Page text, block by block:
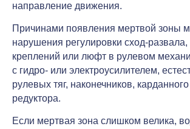
направление движения.
Причинами появления мертвой зоны
нарушения регулировки сход-
креплений или люфт в рулевом
с гидро- или электроусилителем,
рулевых тяг, наконечников,
редуктора.
Если мертвая зона слишком велика,